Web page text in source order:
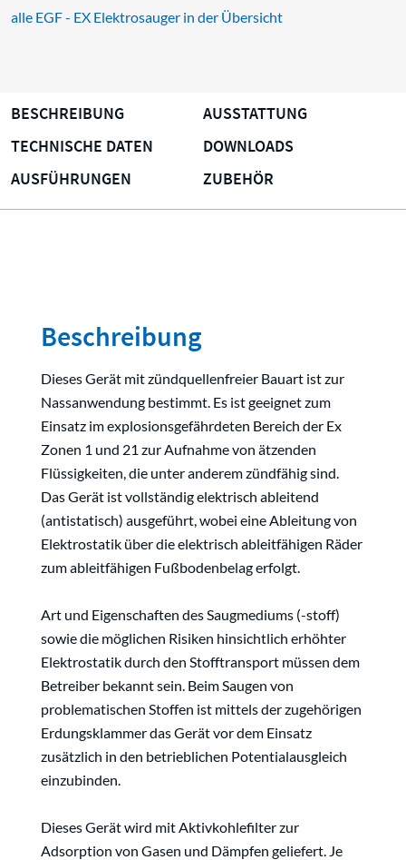
alle EGF - EX Elektrosauger in der Übersicht
BESCHREIBUNG
AUSSTATTUNG
TECHNISCHE DATEN
DOWNLOADS
AUSFÜHRUNGEN
ZUBEHÖR
Beschreibung
Dieses Gerät mit zündquellenfreier Bauart ist zur
Nassanwendung bestimmt. Es ist geeignet zum
Einsatz im explosionsgefährdeten Bereich der Ex
Zonen 1 und 21 zur Aufnahme von ätzenden
Flüssigkeiten, die unter anderem zündfähig sind.
Das Gerät ist vollständig elektrisch ableitend
(antistatisch) ausgeführt, wobei eine Ableitung von
Elektrostatik über die elektrisch ableitfähigen Räder
zum ableitfähigen Fußbodenbelag erfolgt.
Art und Eigenschaften des Saugmediums (-stoff)
sowie die möglichen Risiken hinsichtlich erhöhter
Elektrostatik durch den Stofftransport müssen dem
Betreiber bekannt sein. Beim Saugen von
problematischen Stoffen ist mittels der zugehörigen
Erdungsklammer das Gerät vor dem Einsatz
zusätzlich in den betrieblichen Potentialausgleich
einzubinden.
Dieses Gerät wird mit Aktivkohlefilter zur
Adsorption von Gasen und Dämpfen geliefert. Je